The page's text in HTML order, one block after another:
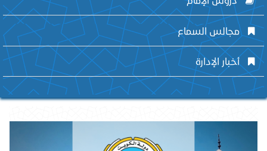
مجالس السماع
أخبار الإدارة